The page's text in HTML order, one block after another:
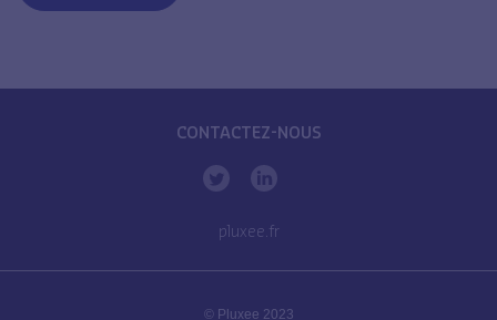
CONTACTEZ-NOUS
pluxee.fr
© Pluxee 2023